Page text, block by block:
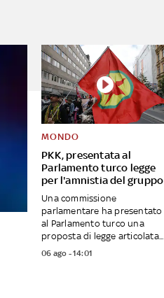
PKK, presentata al
Parlamento turco legge
per l'amnistia del gruppo
MONDO
Una commissione
parlamentare ha presentato
al Parlamento turco una
proposta di legge articolata...
06 ago - 14:01